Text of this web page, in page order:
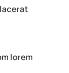
lorem